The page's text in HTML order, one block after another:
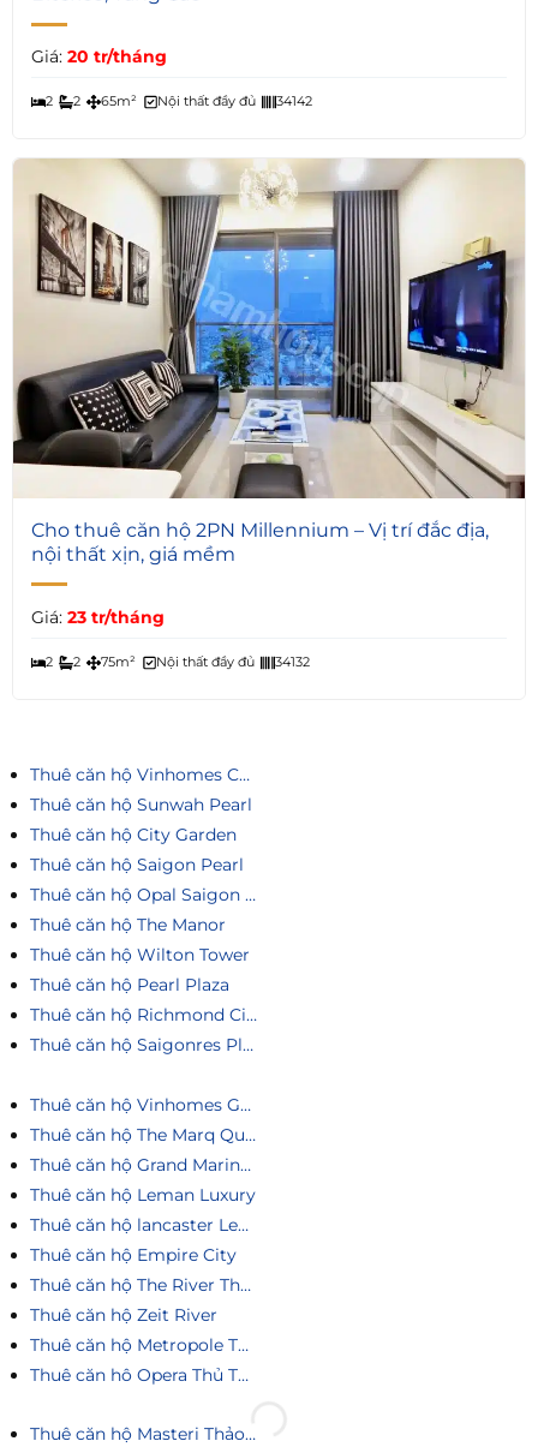
Giá: 20 tr/tháng
2 2 65m² Nội thất đầy đủ 34142
7
Cho thuê căn hộ 2PN Millennium – Vị trí đắc địa,
nội thất xịn, giá mềm
Giá: 23 tr/tháng
2 2 75m² Nội thất đầy đủ 34132
Thuê căn hộ Vinhomes Central Park
Thuê căn hộ Sunwah Pearl
Thuê căn hộ City Garden
Thuê căn hộ Saigon Pearl
Thuê căn hộ Opal Saigon Pearl
Thuê căn hộ The Manor
Thuê căn hộ Wilton Tower
Thuê căn hộ Pearl Plaza
Thuê căn hộ Richmond City
Thuê căn hộ Saigonres Plaza
Thuê căn hộ Vinhomes Golden River
Thuê căn hộ The Marq Quận 1
Thuê căn hộ Grand Marina Saigon
Thuê căn hộ Leman Luxury
Thuê căn hộ lancaster Legacy
Thuê căn hộ Empire City
Thuê căn hộ The River Thủ Thiêm
Thuê căn hộ Zeit River
Thuê căn hộ Metropole Thủ Thiêm
Thuê căn hô Opera Thủ Thiêm
Thuê căn hộ Masteri Thảo Điền